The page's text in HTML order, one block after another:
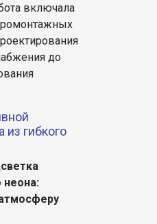
включала
до
из гибкого
неона: